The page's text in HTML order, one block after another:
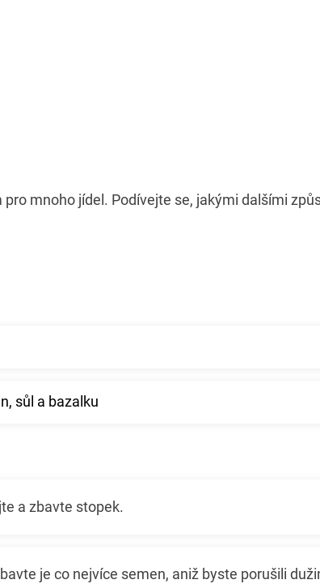
mnoho jídel. Podívejte se, jakými dalšími
sůl a bazalku
a zbavte stopek.
je co nejvíce semen, aniž byste porušili